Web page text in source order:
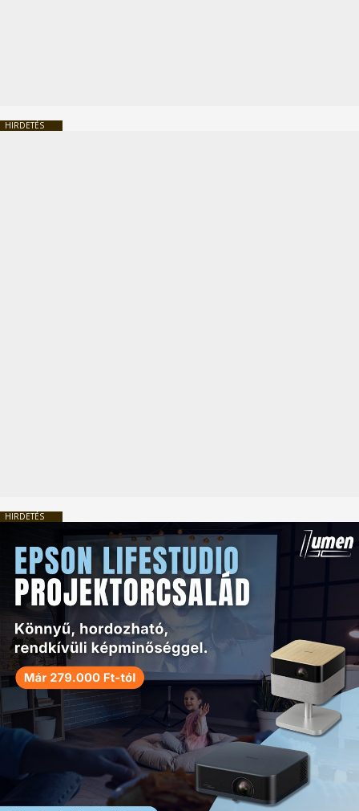
HIRDETÉS
HIRDETÉS